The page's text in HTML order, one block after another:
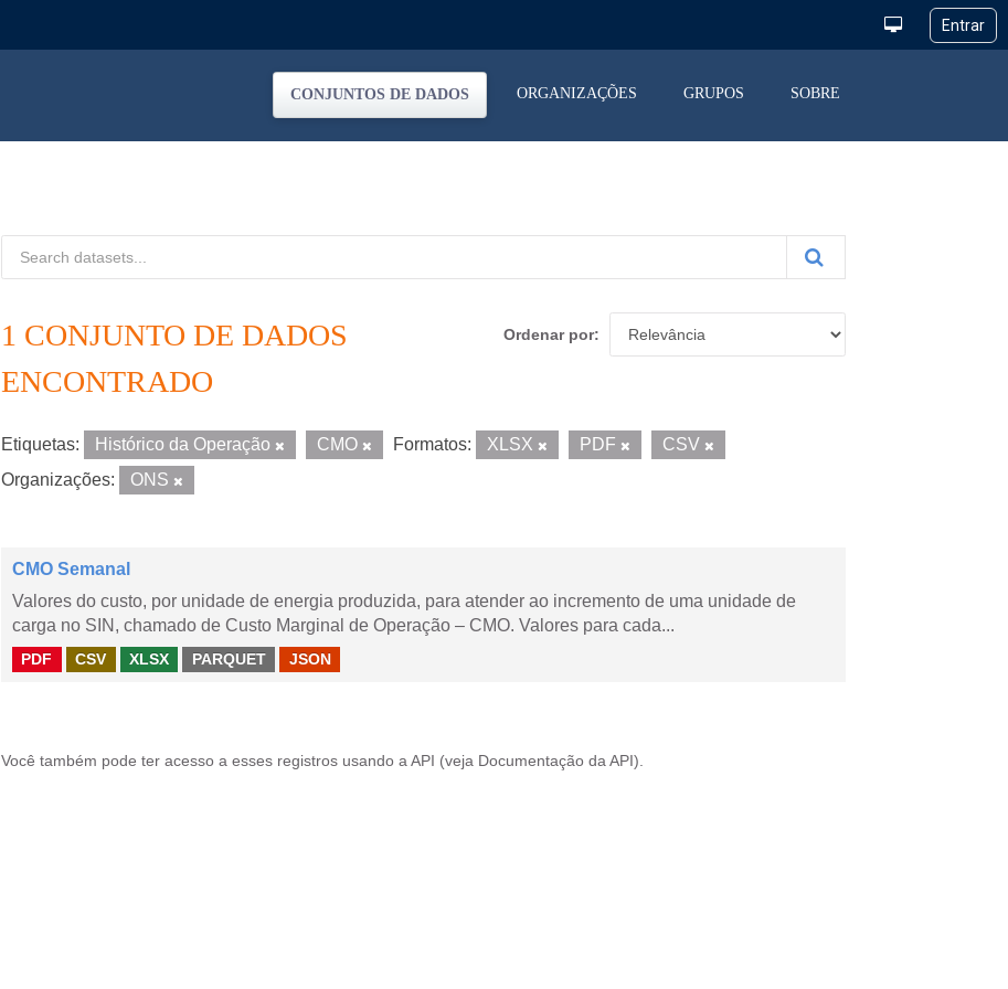
CONJUNTOS DE DADOS ORGANIZAÇÕES GRUPOS SOBRE
Ordenar por
1 CONJUNTO DE DADOS
ENCONTRADO
Etiquetas: Histórico da Operação CMO Formatos: XLSX PDF
CSV
Organizações:
ONS
CMO Semanal
Valores do custo, por unidade de energia produzida, para atender ao incremento de uma unidade de
carga no SIN, chamado de Custo Marginal de Operação – CMO. Valores para cada...
PDF CSV XLSX PARQUET JSON
Você também pode ter acesso a esses registros usando a API (veja Documentação da API ).